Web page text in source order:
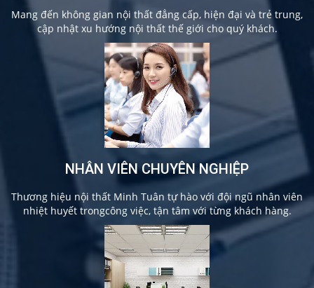
Mang đến không gian nội thất đẳng cấp, hiện đại và trẻ trung,
cập nhật xu hướng nội thất thế giới cho quý khách.
NHÂN VIÊN CHUYÊN NGHIỆP
Thương hiệu nội thất Minh Tuân tự hào với đội ngũ nhân viên
nhiệt huyết trongcông việc, tận tâm với từng khách hàng.